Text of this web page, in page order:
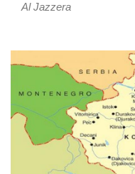
Al Jazzera